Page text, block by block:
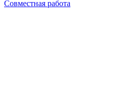
Совместная работа